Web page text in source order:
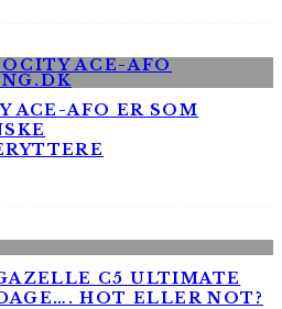
ACE-AFO ER SOM
C5 ULTIMATE
HOT ELLER NOT?